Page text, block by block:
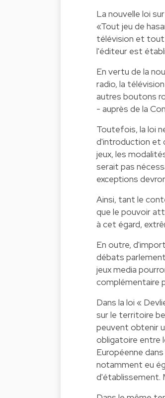
La nouvelle loi
«Tout jeu de
télévision et tout
l'éditeur est
En vertu de la
radio, la
autres boutons
- auprès de la
Toutefois, la loi
d'introduction et
jeux, les
serait pas
exceptions
Ainsi, tant le
que le pouvoir
à cet égard,
En outre,
débats
jeux media
complémentaire
Dans la loi «
sur le territoire
peuvent obtenir
obligatoire entre
Européenne
notamment eu
d'établissement.